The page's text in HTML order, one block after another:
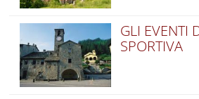
GLI EVENTI
SPORTIVA